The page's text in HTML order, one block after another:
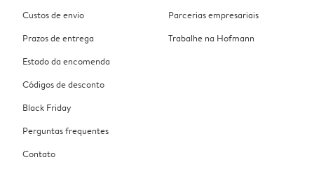
Custos de envio
Prazos de entrega
Estado da encomenda
Códigos de desconto
Black Friday
Perguntas frequentes
Contato
Parcerias empresariais
Trabalhe na Hofmann